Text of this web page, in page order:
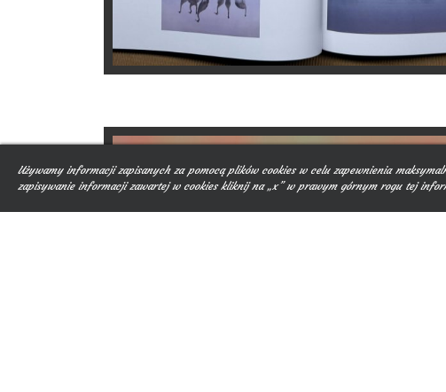
Używamy informacji zapisanych za pomocą plików cookies w celu zapewnienia
zapisywanie informacji zawartej w cookies kliknij na „x” w prawym górnym rogu tej